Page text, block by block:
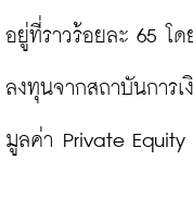
อยู่ที่ราวร้อยละ 65 โด
ลงทุนจากสถาบันการ
มูลค่า Private